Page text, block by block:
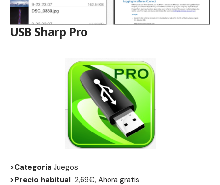
USB Sharp Pro
>Categoria Juegos
>Precio habitual 2,69€, Ahora gratis